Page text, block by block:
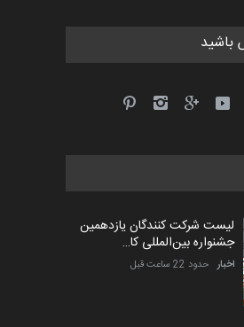
باشید
لیست شرکت کنندگان یازدهمین
جشنواره بین‌المللی کا…
اخبار حدود 22 ساعت قبل